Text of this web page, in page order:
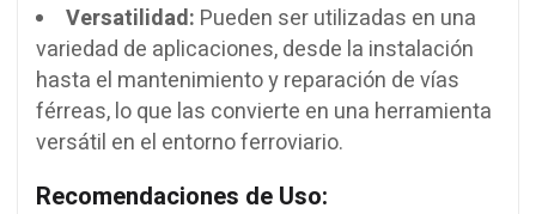
Versatilidad: Pueden ser utilizadas en una
variedad de aplicaciones, desde la instalación
hasta el mantenimiento y reparación de vías
férreas, lo que las convierte en una herramienta
versátil en el entorno ferroviario.
Recomendaciones de Uso: